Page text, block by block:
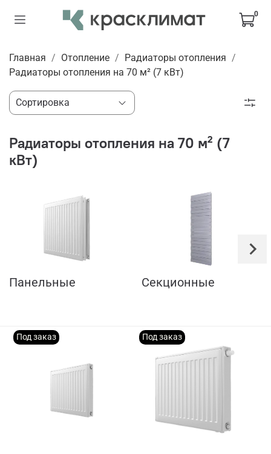
0
Главная Отопление
Радиаторы отопления
Радиаторы отопления на 70 м² (7 кВт)
Радиаторы отопления на 70 м² (7
кВт)
Панельные Секционные
Под заказ Под заказ